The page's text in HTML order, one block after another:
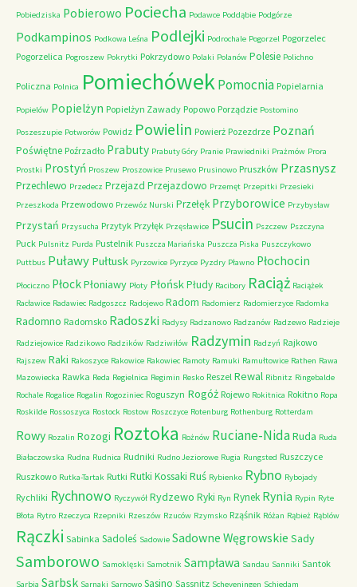
Pobiedziska Pobierowo Pociecha Podawce Poddąbie Podgórze
Podkampinos Podkowa Leśna Podlejki Podrochale Pogorzel Pogorzelec
Pogorzelica Pogroszew Pokrytki Pokrzydowo Polaki Polanów Polesie Polichno
Policzna Polnica PomiechówekPomocnia Popielarnia
Popielów Popielżyn Popielżyn Zawady Popowo Porządzie Postomino
Poszeszupie Potworów Powidz Powielin Powierż Pozezdrze Poznań
Poświętne Poźrzadło Prabuty Prabuty Góry Pranie Prawiedniki Prażmów Prora
Prostki Prostyń Proszew Proszowice Prusewo Prusinowo Pruszków Przasnysz
Przechlewo Przedecz Przejazd Przejazdowo Przemęt Przepitki Przesieki
Przeszkoda Przewodowo Przewóz Nurski Przełęk Przyborowice Przybysław
Przystań Przysucha Przytyk Przyłęk Przęsławice Psucin Pszczew Pszczyna
Puck Pulsnitz Purda Pustelnik Puszcza Mariańska Puszcza Piska Puszczykowo
Puttbus Puławy Pułtusk Pyrzowice Pyrzyce Pyzdry Pławno Płochocin
Płociczno PłockPłoniawy Płoty PłońskPłudy Racibory Raciąż Raciążek
Racławice Radawiec Radgoszcz Radojewo Radom Radomierz Radomierzyce Radomka
Radomno Radomsko Radoszki Radysy Radzanowo Radzanów Radzewo Radzieje
Radziejowice Radzikowo Radzików Radziwiłów Radzymin Radzyń Rajkowo
Rajszew Raki Rakoszyce Rakowice Rakowiec Ramoty Ramuki Ramułtowice Rathen Rawa
Mazowiecka Rawka Reda Regielnica Regimin Resko Reszel Rewal Ribnitz Ringebalde
Rochale Rogalice Rogalin Rogoziniec Roguszyn Rogóż Rojewo Rokitnica Rokitno Ropa
Roskilde Rossoszyca Rostock Rostow Roszczyce Rotenburg Rothenburg Rotterdam
Rowy Rozalin Rozogi Roztoka Rożnów Ruciane-NidaRuda Ruda
Białaczowska Rudna Rudnica Rudniki Rudno Jeziorowe Rugia Rungsted Ruszczyce
Ruszkowo Rutka-Tartak Rutki Rutki Kossaki Ruś Rybienko Rybno Rybojady
Rychliki Rychnowo Ryczywół Rydzewo Ryki Ryn Rynek Rynia Rypin Ryte
Błota Rytro Rzeczyca Rzepniki Rzeszów Rzuców Rzymsko Rząśnik Różan Rąbież Rąblów
Rączki Sabinka Sadoleś Sadowie Sadowne Węgrowskie Sady
Samborowo Samoklęski Samotnik Sampława Sandau Sanniki Santok
Sarbia Sarbsk Sarnaki Sarnowo Sasino Sassnitz Scheveningen Schiedam